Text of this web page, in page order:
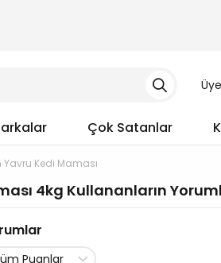
Çok Satanlar
Kedi Maması
4kg Kullananların